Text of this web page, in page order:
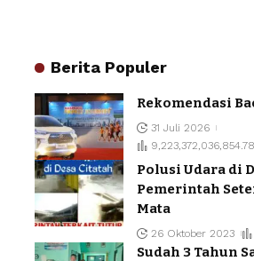
Berita Populer
Rekomendasi
31 Juli 2026
Polusi Udara di
Pemerintah
Mata
26 Oktober 2023
Sudah 3 Tahun